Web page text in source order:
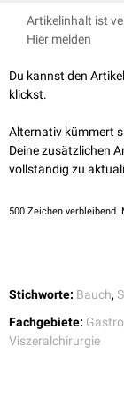
Viszeralschmerzen
und
Artikelinhalt ist
Hier melden
Du kannst den
klickst.
Alternativ kümmert
Deine zusätzlichen
vollständig zu
500 Zeichen verbleibend.
Stichworte: Bauch,
Fachgebiete:
Viszeralchirurgie